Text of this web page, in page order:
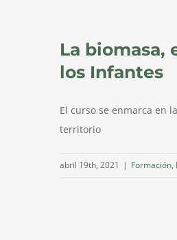
La biomasa,
los Infantes
El curso se enmarca en
territorio
abril 19th, 2021 | Formación,